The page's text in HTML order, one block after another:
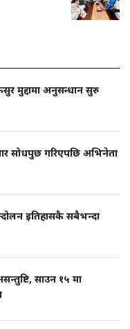
मुद्दामा अनुसन्धान सुरु
सोधपुछ गरिएपछि अभिनेता
इतिहासकै सबैभन्दा
साउन १५ मा